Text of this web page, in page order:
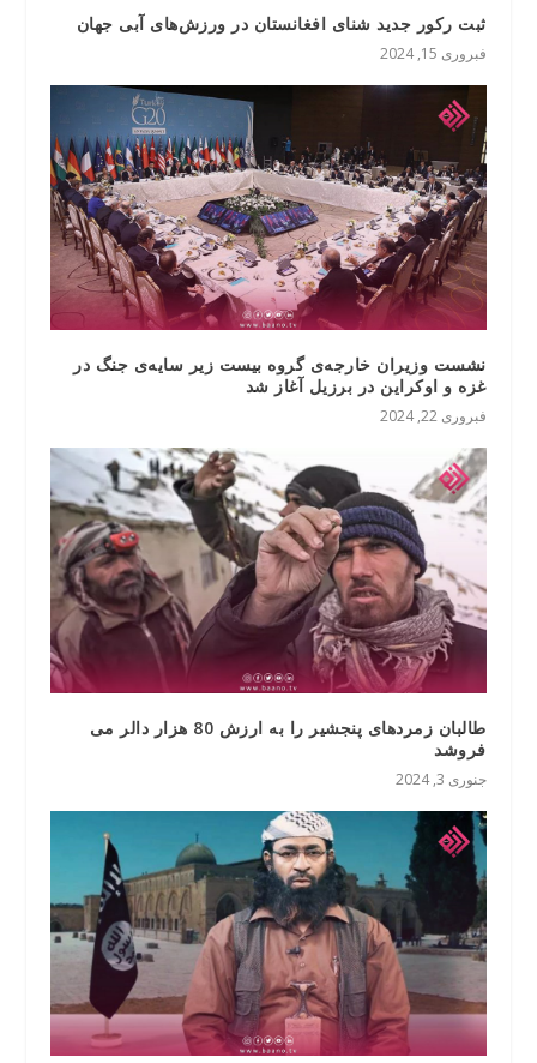
ثبت رکور جدید شنای افغانستان در ورزش‌های آبی جهان
فبروری 15, 2024
نشست وزیران خارجه‌ی گروه بیست زیر سایه‌‌ی‌ جنگ در
غزه و اوکراین در برزیل آغاز شد
فبروری 22, 2024
طالبان زمردهای پنجشیر را به ارزش 80 هزار دالر می
فروشد
جنوری 3, 2024